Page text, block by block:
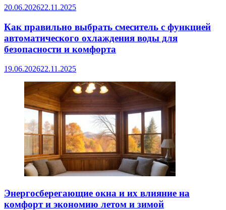
20.06.202622.11.2025
Как правильно выбрать смеситель с функцией
автоматического охлаждения воды для
безопасности и комфорта
19.06.202622.11.2025
Энергосберегающие окна и их влияние на
комфорт и экономию летом и зимой